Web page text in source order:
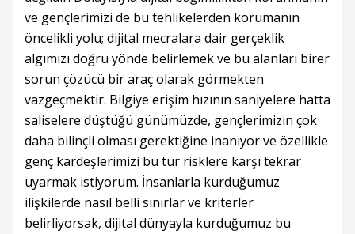
ve gençlerimizi de bu tehlikelerden korumanın
öncelikli yolu; dijital mecralara dair gerçeklik
algımızı doğru yönde belirlemek ve bu alanları birer
sorun çözücü bir araç olarak görmekten
vazgeçmektir. Bilgiye erişim hızının saniyelere hatta
saliselere düştüğü günümüzde, gençlerimizin çok
daha bilinçli olması gerektiğine inanıyor ve özellikle
genç kardeşlerimizi bu tür risklere karşı tekrar
uyarmak istiyorum. İnsanlarla kurduğumuz
ilişkilerde nasıl belli sınırlar ve kriterler
belirliyorsak, dijital dünyayla kurduğumuz bu